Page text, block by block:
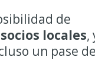
de
locales,
un pase de